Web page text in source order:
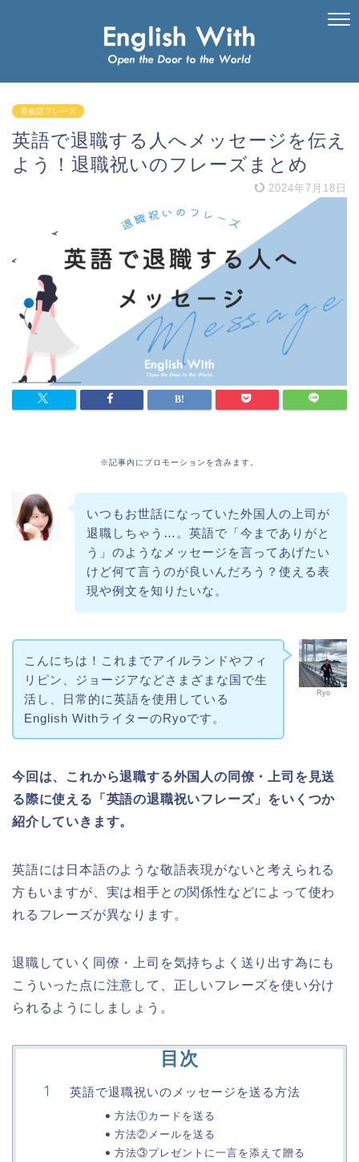
英会話フレーズ
英語で退職する人へメッセージを伝え
よう！退職祝いのフレーズまとめ
2024年7月18日
※記事内にプロモーションを含みます。
いつもお世話になっていた外国人の上司が
退職しちゃう…。英語で「今までありがと
う」のようなメッセージを言ってあげたい
けど何て言うのが良いんだろう？使える表
現や例文を知りたいな。
Ryo
こんにちは！これまでアイルランドやフィ
リピン、ジョージアなどさまざまな国で生
活し、日常的に英語を使用している
English WithライターのRyoです。
今回は、これから退職する外国人の同僚・上司を見送
る際に使える「英語の退職祝いフレーズ」をいくつか
紹介していきます。
英語には日本語のような敬語表現がないと考えられる
方もいますが、実は相手との関係性などによって使わ
れるフレーズが異なります。
退職していく同僚・上司を気持ちよく送り出す為にも
こういった点に注意して、正しいフレーズを使い分け
られるようにしましょう。
目次
英語で退職祝いのメッセージを送る方法
方法①カードを送る
方法②メールを送る
方法③プレゼントに一言を添えて贈る